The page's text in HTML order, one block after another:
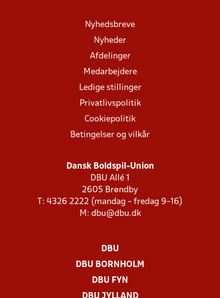
Nyhedsbreve
Nyheder
Afdelinger
Medarbejdere
Ledige stillinger
Privatlivspolitik
Cookiepolitik
Betingelser og vilkår
Dansk Boldspil-Union
DBU Allé 1
2605 Brøndby
T: 4326 2222 (mandag - fredag 9-16)
M: dbu@dbu.dk
DBU
DBU BORNHOLM
DBU FYN